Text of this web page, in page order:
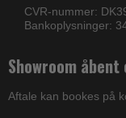
CVR-nummer:
Bankoplysninger:
Showroom
Aftale kan bookes på